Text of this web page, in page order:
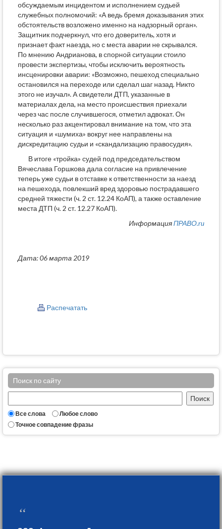
обсуждаемым инцидентом и исполнением судьей
служебных полномочий: «А ведь бремя доказывания этих
обстоятельств возложено именно на надзорный орган».
Защитник подчеркнул, что его доверитель, хотя и
признает факт наезда, но с места аварии не скрывался.
По мнению Андрианова, в спорной ситуации стоило
провести экспертизы, чтобы исключить вероятность
инсценировки аварии: «Возможно, пешеход специально
остановился на переходе или сделал шаг назад. Никто
этого не изучал». А свидетели ДТП, указанные в
материалах дела, на место происшествия приехали
через час после случившегося, отметил адвокат. Он
несколько раз акцентировал внимание на том, что эта
ситуация и «шумиха» вокруг нее направлены на
дискредитацию судьи и «скандализацию правосудия».
В итоге «тройка» судей под председательством
Вячеслава Горшкова дала согласие на привлечение
теперь уже судьи в отставке к ответственности за наезд
на пешехода, повлекший вред здоровью пострадавшего
средней тяжести (ч. 2 ст. 12.24 КоАП), а также оставление
места ДТП (ч. 2 ст. 12.27 КоАП).
ИнформацияПРАВО.ru
Дата: 06 марта 2019
Распечатать
Поиск по сайту
Все слова
Любое слово
Точное совпадение фразы
“